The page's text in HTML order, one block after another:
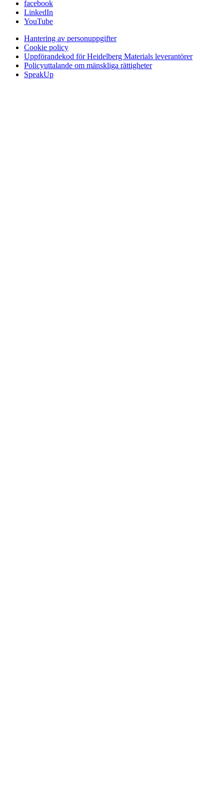
facebook
LinkedIn
YouTube
Hantering av personuppgifter
Cookie policy
Uppförandekod för Heidelberg Materials leverantörer
Policyuttalande om mänskliga rättigheter
SpeakUp